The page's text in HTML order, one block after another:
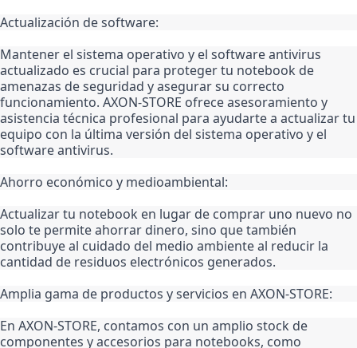
Actualización de software:
Mantener el sistema operativo y el software antivirus
actualizado es crucial para proteger tu notebook de
amenazas de seguridad y asegurar su correcto
funcionamiento. AXON-STORE ofrece asesoramiento y
asistencia técnica profesional para ayudarte a actualizar tu
equipo con la última versión del sistema operativo y el
software antivirus.
Ahorro económico y medioambiental:
Actualizar tu notebook en lugar de comprar uno nuevo no
solo te permite ahorrar dinero, sino que también
contribuye al cuidado del medio ambiente al reducir la
cantidad de residuos electrónicos generados.
Amplia gama de productos y servicios en AXON-STORE:
En AXON-STORE, contamos con un amplio stock de
componentes y accesorios para notebooks, como